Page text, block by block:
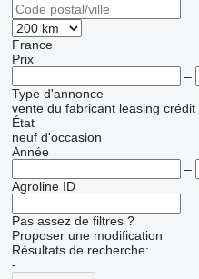
France
Prix
–
Type d'annonce
vente du fabricant leasing crédit
État
neuf d'occasion
Année
–
Agroline ID
Pas assez de filtres ?
Proposer une modification
Résultats de recherche:
-